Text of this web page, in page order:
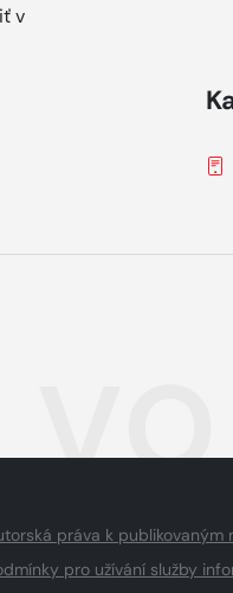
v
práva k publikovaným
pro užívání služby